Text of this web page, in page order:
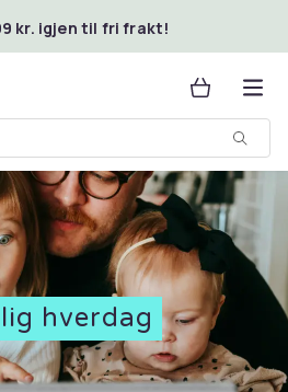
kr. igjen til fri frakt!
hverdag